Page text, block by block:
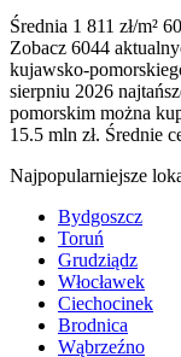
Średnia 1 811 zł/m²
Zobacz 6044
kujawsko-
sierpniu 2026
pomorskim można
15.5 mln zł. Średnie
Najpopularniejsze
Bydgoszcz
Toruń
Grudziądz
Włocławek
Ciechocinek
Brodnica
Wąbrzeźno